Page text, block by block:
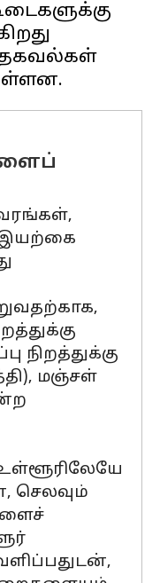
தகவல்கள்
இயற்கை
நிறத்துக்கு
மஞ்சள்
செலவும்